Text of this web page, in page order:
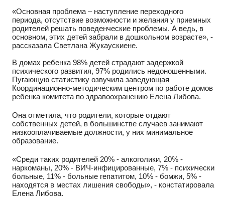
«Основная проблема – наступление переходного
периода, отсутствие возможности и желания у приемных
родителей решать поведенческие проблемы. А ведь, в
основном, этих детей забрали в дошкольном возрасте», -
рассказала Светлана Жукаускиене.
В домах ребенка 98% детей страдают задержкой
психического развития, 97% родились недоношенными.
Пугающую статистику озвучила заведующая
Координационно-методическим центром по работе домов
ребенка комитета по здравоохранению Елена Либова.
Она отметила, что родители, которые отдают
собственных детей, в большинстве случаев занимают
низкооплачиваемые должности, у них минимальное
образование.
«Среди таких родителей 20% - алкоголики, 20% -
наркоманы, 20% - ВИЧ-инфицированные, 7% - психически
больные, 11% - больные гепатитом, 10% - бомжи, 5% -
находятся в местах лишения свободы», - констатировала
Елена Либова.